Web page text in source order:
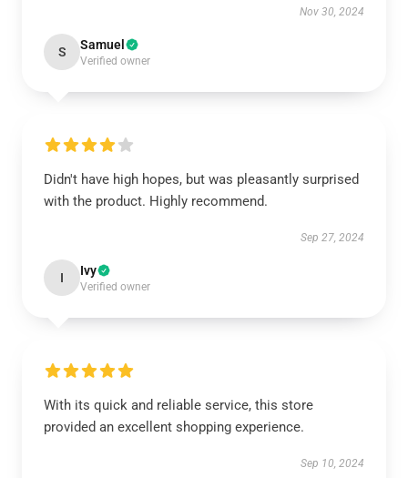
Nov 30, 2024
S Samuel
Verified owner
Didn't have high hopes, but was pleasantly surprised
with the product. Highly recommend.
Sep 27, 2024
I Ivy
Verified owner
With its quick and reliable service, this store
provided an excellent shopping experience.
Sep 10, 2024